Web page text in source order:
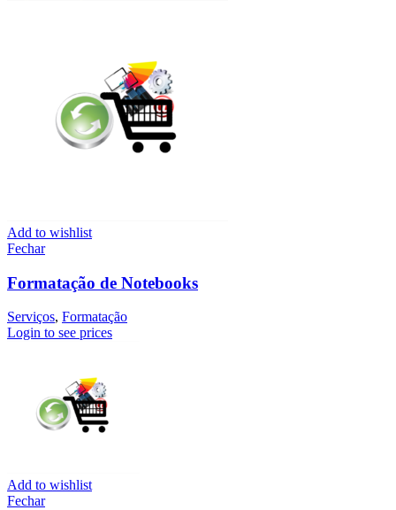
Add to wishlist
Fechar
Formatação de Notebooks
Serviços, Formatação
Login to see prices
Add to wishlist
Fechar